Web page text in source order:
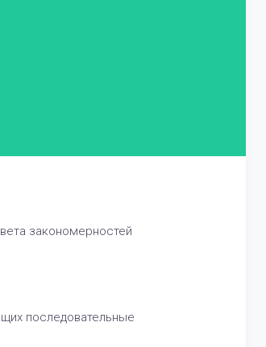
закономерностей
последовательные